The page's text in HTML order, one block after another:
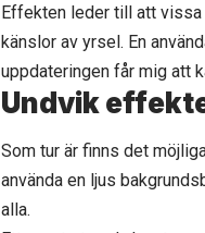
Effekten leder till att vissa
känslor av yrsel. En
uppdateringen får mig att
Undvik
Som tur är finns det
använda en ljus
alla.